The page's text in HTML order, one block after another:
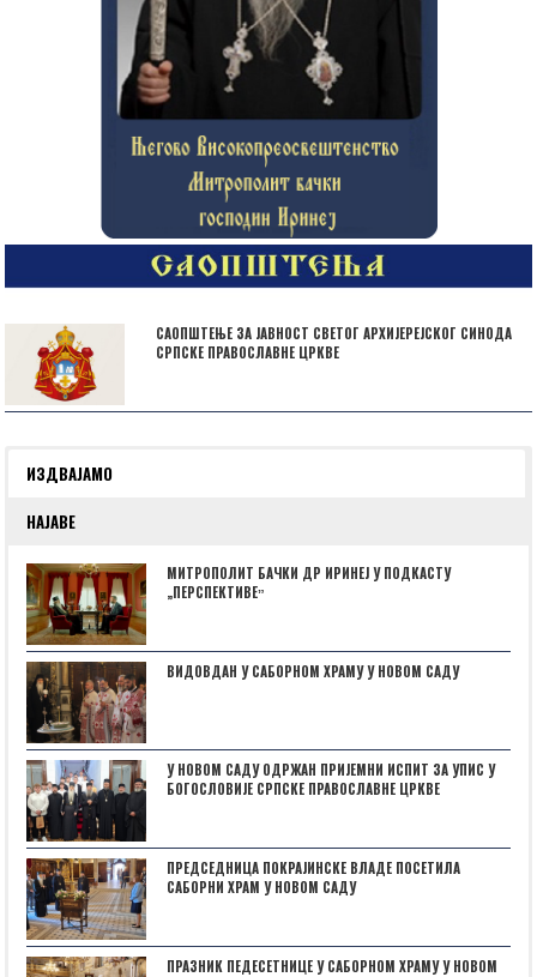
САОПШТЕЊЕ ЗА ЈАВНОСТ СВЕТОГ АРХИЈЕРЕЈСКОГ СИНОДА
СРПСКЕ ПРАВОСЛАВНЕ ЦРКВЕ
ИЗДВАЈАМО
НАЈАВЕ
МИТРОПОЛИТ БАЧКИ ДР ИРИНЕЈ У ПОДКАСТУ
„ПЕРСПЕКТИВЕˮ
ВИДОВДАН У САБОРНОМ ХРАМУ У НОВОМ САДУ
У НОВОМ САДУ ОДРЖАН ПРИЈЕМНИ ИСПИТ ЗА УПИС У
БОГОСЛОВИЈЕ СРПСКЕ ПРАВОСЛАВНЕ ЦРКВЕ
ПРЕДСЕДНИЦА ПОКРАЈИНСКЕ ВЛАДЕ ПОСЕТИЛА
САБОРНИ ХРАМ У НОВОМ САДУ
ПРАЗНИК ПЕДЕСЕТНИЦЕ У САБОРНОМ ХРАМУ У НОВОМ